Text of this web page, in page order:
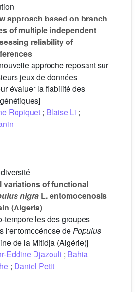
approach based on branch
of multiple independent
reliability of
approche reposant sur
jeux de données
évaluer la fiabilité des
Ropiquet ; Blaise Li ;
variations of functional
nigra L. entomocenosis
(Algeria)
temporelles des groupes
l'entomocénose de Populus
de la Mitidja (Algérie)]
Eddine Djazouli ; Bahia
; Daniel Petit